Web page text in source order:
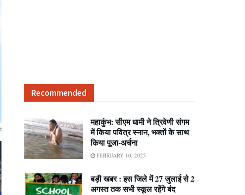
Recommended
महाकुंभ: सीएम धामी ने त्रिवेणी संगम
में किया पवित्र स्नान, भक्तों के साथ
किया पूजा-अर्चना
FEBRUARY 10, 2025
बड़ी खबर : इस जिले में 27 जुलाई से 2
अगस्त तक सभी स्कूल रहेंगे बंद